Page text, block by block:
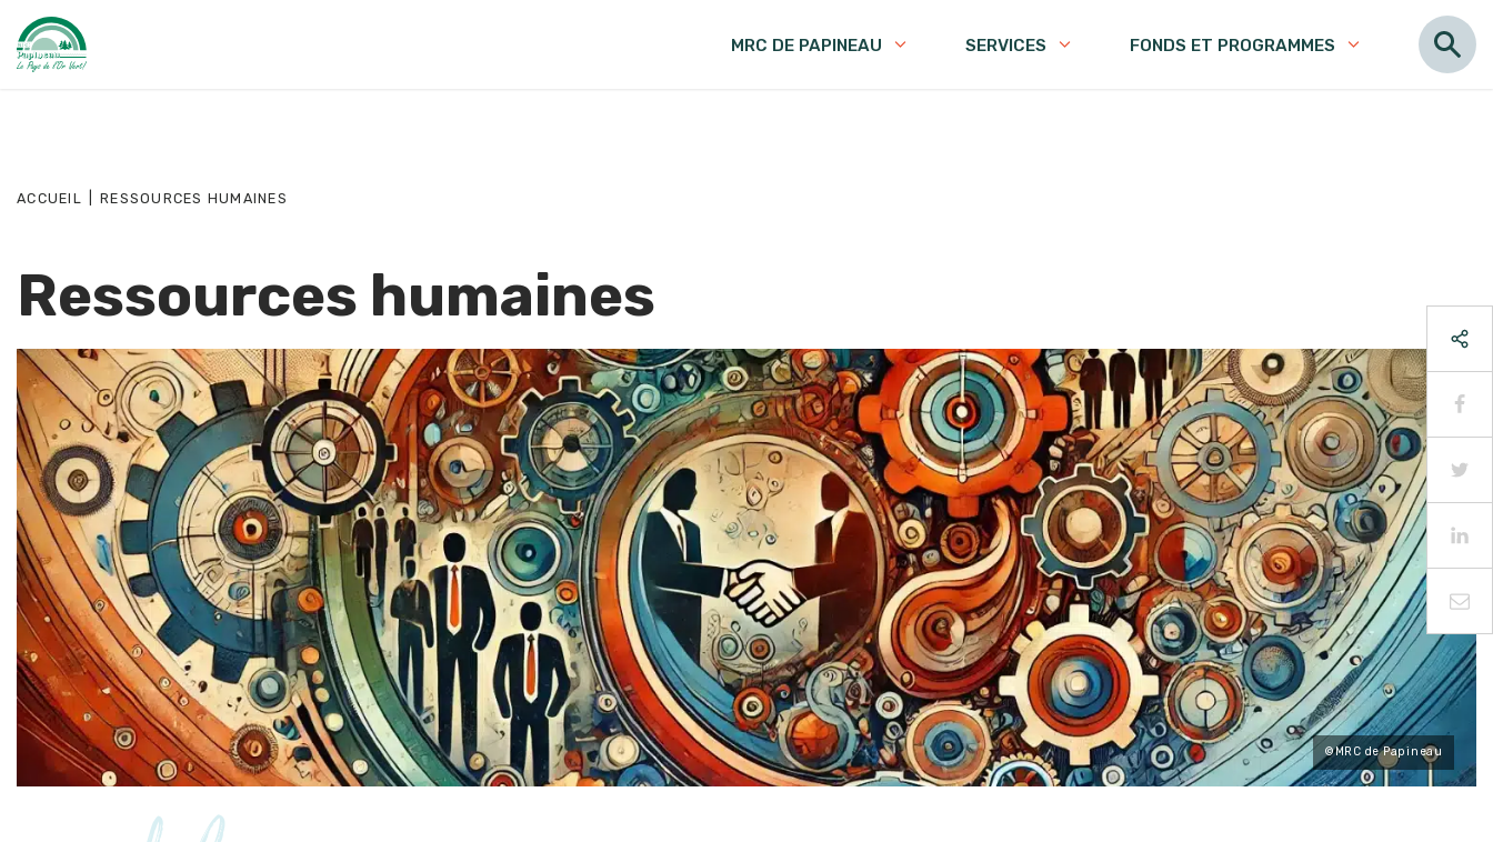
MRC DE PAPINEAU SERVICES FONDS ET PROGRAMMES
ACCUEIL RESSOURCES HUMAINES
Ressources humaines
©MRC de Papineau